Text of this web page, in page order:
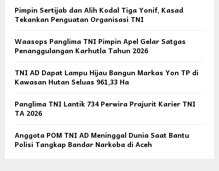
Pimpin Sertijab dan Alih Kodal Tiga Yonif, Kasad
Tekankan Penguatan Organisasi TNI
Waasops Panglima TNI Pimpin Apel Gelar Satgas
Penanggulangan Karhutla Tahun 2026
TNI AD Dapat Lampu Hijau Bangun Markas Yon TP di
Kawasan Hutan Seluas 961,33 Ha
Panglima TNI Lantik 734 Perwira Prajurit Karier TNI
TA 2026
Anggota POM TNI AD Meninggal Dunia Saat Bantu
Polisi Tangkap Bandar Narkoba di Aceh